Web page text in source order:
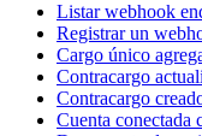
Listar webhook
Registrar un
Cargo único
Contracargo
Contracargo
Cuenta conectada